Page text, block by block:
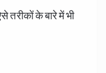
तरीकों के बारे में भी